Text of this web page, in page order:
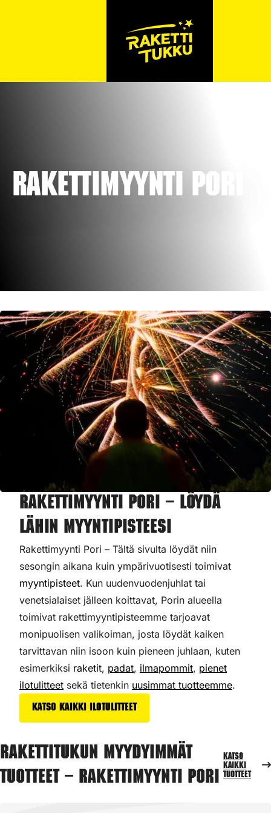
Rakettimyynti Pori
Rakettimyynti Pori – Löydä
lähin myyntipisteesi
Rakettimyynti Pori – Tältä sivulta löydät niin
sesongin aikana kuin ympärivuotisesti toimivat
myyntipisteet. Kun uudenvuodenjuhlat tai
venetsialaiset jälleen koittavat, Porin alueella
toimivat rakettimyyntipisteemme tarjoavat
monipuolisen valikoiman, josta löydät kaiken
tarvittavan niin isoon kuin pieneen juhlaan, kuten
esimerkiksi raketit, padat, ilmapommit, pienet
ilotulitteet sekä tietenkin uusimmat tuotteemme.
Katso kaikki ilotulitteet
Rakettitukun myydyimmät
tuotteet – Rakettimyynti Pori
Katso
kaikki
tuotteet